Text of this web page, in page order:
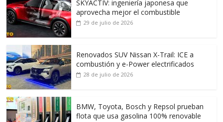
SKYACTIV: ingeniería japonesa que
aprovecha mejor el combustible
29 de julio de 2026
Renovados SUV Nissan X-Trail: ICE a
combustión y e-Power electrificados
28 de julio de 2026
BMW, Toyota, Bosch y Repsol prueban
flota que usa gasolina 100% renovable